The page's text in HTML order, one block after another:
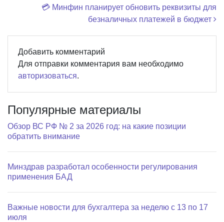
💳 Минфин планирует обновить реквизиты для
безналичных платежей в бюджет
Добавить комментарий
Для отправки комментария вам необходимо
авторизоваться.
Популярные материалы
Обзор ВС РФ № 2 за 2026 год: на какие позиции
обратить внимание
Минздрав разработал особенности регулирования
применения БАД
Важные новости для бухгалтера за неделю с 13 по 17
июля